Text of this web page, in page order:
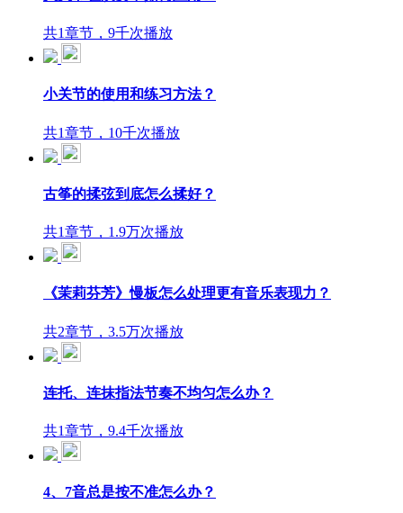
共1章节，9千次播放
小关节的使用和练习方法？
共1章节，10千次播放
古筝的揉弦到底怎么揉好？
共1章节，1.9万次播放
《茉莉芬芳》慢板怎么处理更有音乐表现力？
共2章节，3.5万次播放
连托、连抹指法节奏不均匀怎么办？
共1章节，9.4千次播放
4、7音总是按不准怎么办？